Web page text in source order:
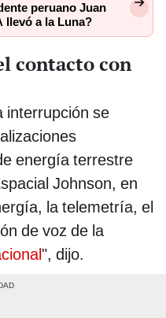
peruano Juan
llevó a la Luna?
contacto con
interrupción se
energía terrestre
Johnson, en
la telemetría, el
de voz de la
", dijo.